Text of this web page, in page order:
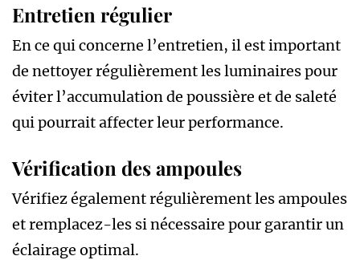
Entretien régulier
En ce qui concerne l’entretien, il est important
de nettoyer régulièrement les luminaires pour
éviter l’accumulation de poussière et de saleté
qui pourrait affecter leur performance.
Vérification des ampoules
Vérifiez également régulièrement les ampoules
et remplacez-les si nécessaire pour garantir un
éclairage optimal.